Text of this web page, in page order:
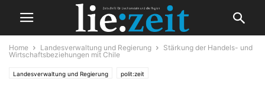
Home Landesverwaltung und Regierung
Stärkung der Handels- und
Wirtschaftsbeziehungen mit Chile
Landesverwaltung und Regierung polit:zeit